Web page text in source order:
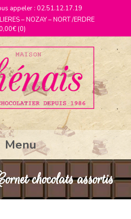
appeler : 02.51.12.17.19
– NOZAY – NORT /ERDRE
(0)
Menu
chocolats assortis